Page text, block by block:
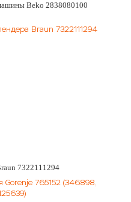
Beko 2838080100
7322111294